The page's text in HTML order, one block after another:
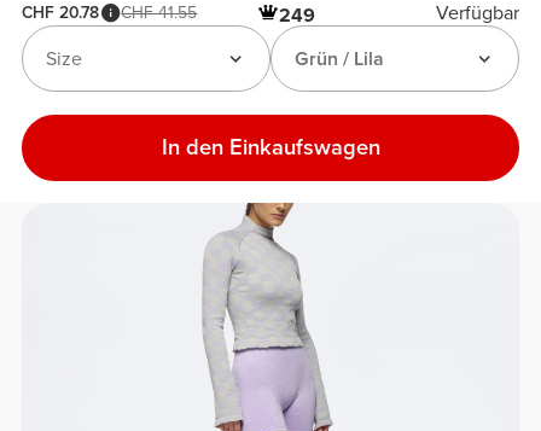
CHF 20.78 CHF 41.55 249
Verfügbar
Grün / Lila
Size
In den Einkaufswagen